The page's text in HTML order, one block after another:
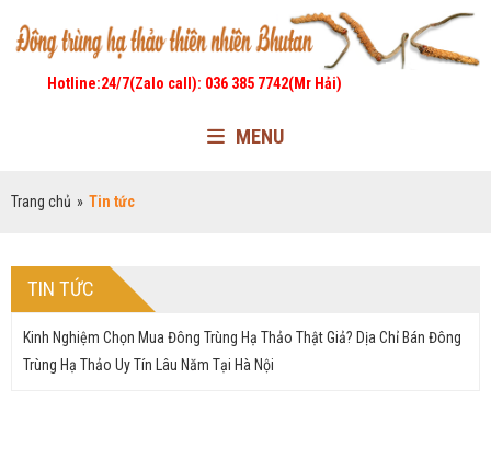
Hotline:24/7(Zalo call): 036 385 7742(Mr Hải)
MENU
Trang chủ » Tin tức
TIN TỨC
Kinh Nghiệm Chọn Mua Đông Trùng Hạ Thảo Thật Giả? Dịa Chỉ Bán Đông
Trùng Hạ Thảo Uy Tín Lâu Năm Tại Hà Nội